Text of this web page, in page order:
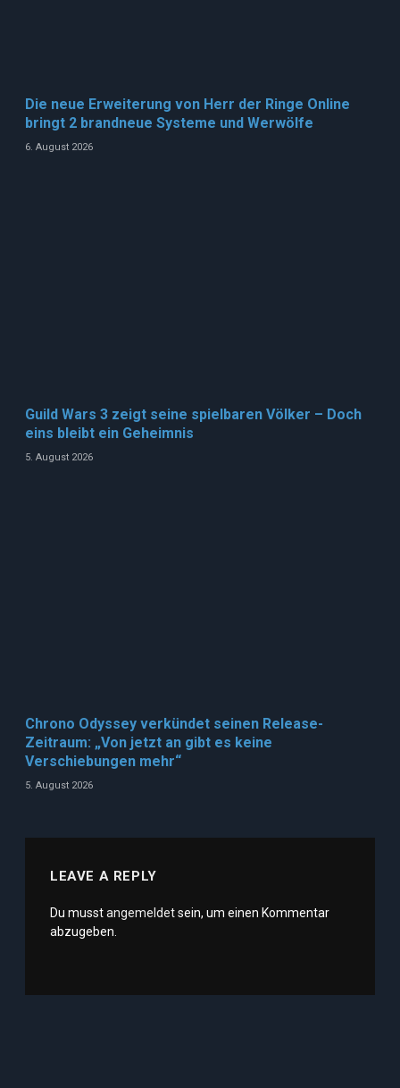
Die neue Erweiterung von Herr der Ringe Online
bringt 2 brandneue Systeme und Werwölfe
6. August 2026
Guild Wars 3 zeigt seine spielbaren Völker – Doch
eins bleibt ein Geheimnis
5. August 2026
Chrono Odyssey verkündet seinen Release-
Zeitraum: „Von jetzt an gibt es keine
Verschiebungen mehr“
5. August 2026
LEAVE A REPLY
Du musstangemeldetsein, um einen Kommentar
abzugeben.